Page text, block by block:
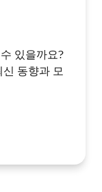
있을까요?
동향과 모